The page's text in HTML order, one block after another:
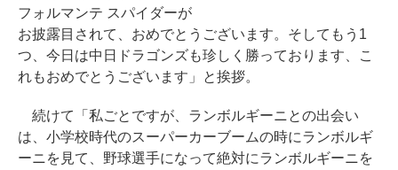
フォルマンテ スパイダーが
お披露目されて、おめでとうございます。そしてもう1
つ、今日は中日ドラゴンズも珍しく勝っております、こ
れもおめでとうございます」と挨拶。
続けて「私ごとですが、ランボルギーニとの出会い
は、小学校時代のスーパーカーブームの時にランボルギ
ーニを見て、野球選手になって絶対にランボルギーニを